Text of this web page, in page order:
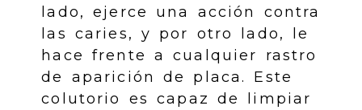
lado, ejerce una acción contra
las caries, y por otro lado, le
hace frente a cualquier rastro
de aparición de placa. Este
colutorio es capaz de limpiar